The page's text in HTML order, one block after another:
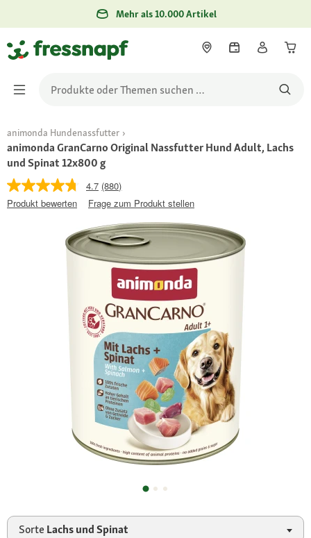
Mehr als 10.000 Artikel
animonda Hundenassfutter
animonda GranCarno Original Nassfutter Hund Adult, Lachs
und Spinat 12x800 g
4.7 (880)
Produkt bewerten
Frage zum Produkt stellen
Sorte Lachs und Spinat